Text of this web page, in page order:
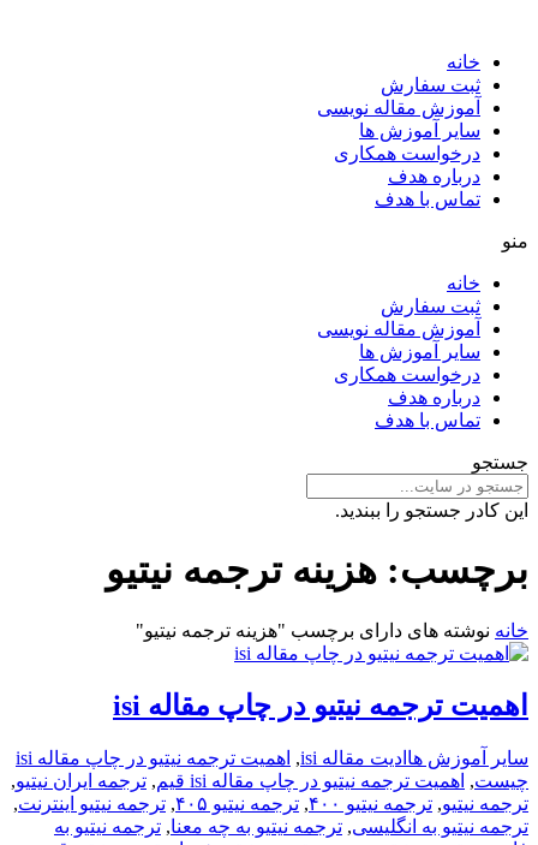
خانه
ثبت سفارش
آموزش مقاله نویسی
سایر آموزش ها
درخواست همکاری
درباره هدف
تماس با هدف
منو
خانه
ثبت سفارش
آموزش مقاله نویسی
سایر آموزش ها
درخواست همکاری
درباره هدف
تماس با هدف
جستجو
این کادر جستجو را ببندید.
برچسب: هزینه ترجمه نیتیو
خانه نوشته های دارای برچسب "هزینه ترجمه نیتیو"
اهمیت ترجمه نیتیو در چاپ مقاله isi
سایر آموزش ها ادیت مقاله isi ,
اهمیت ترجمه نیتیو در چاپ مقاله isi
چیست, اهمیت ترجمه نیتیو در چاپ مقاله isi قیم , ترجمه ایران نیتیو,
ترجمه نیتیو, ترجمه نیتیو ۴۰۰ , ترجمه نیتیو ۴۰۵ , ترجمه نیتیو اینترنت,
ترجمه نیتیو به انگلیسی, ترجمه نیتیو به چه معنا, ترجمه نیتیو به